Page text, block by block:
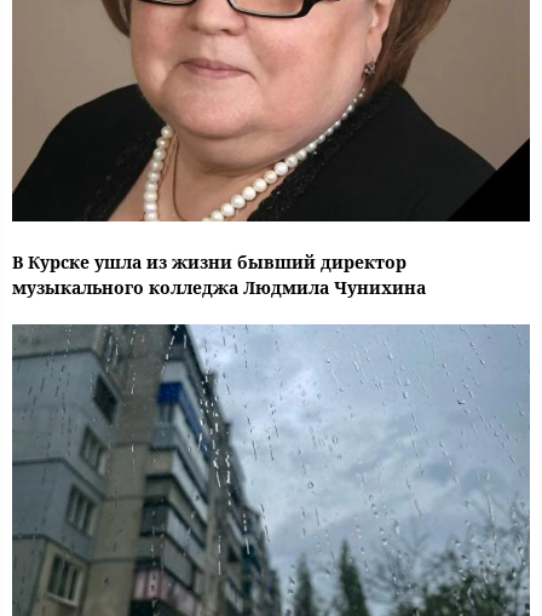
В Курске ушла из жизни бывший директор
музыкального колледжа Людмила Чунихина